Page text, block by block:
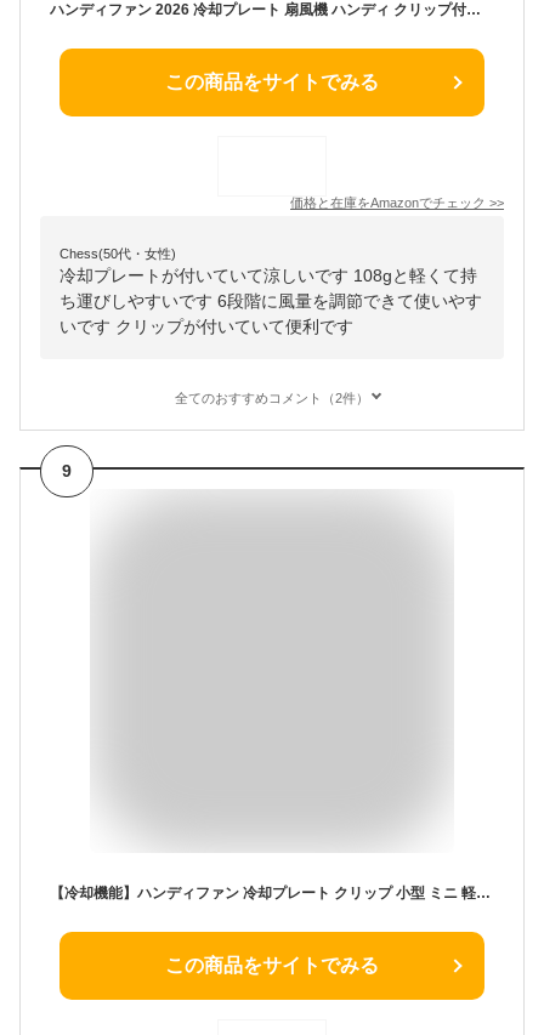
ハンディファン 2026 冷却プレート 扇風機 ハンディ クリップ付き 0.2秒瞬間冷感 携帯扇風機 冷却 風量6段階 Type-C対応 Mini小型 超軽量108g 手持ち扇風機 おしゃれ 通勤 キャンプ アウトドア 熱中症対策
この商品をサイトでみる
価格と在庫をAmazonでチェック >>
Chess(50代・女性)
冷却プレートが付いていて涼しいです 108gと軽くて持
ち運びしやすいです 6段階に風量を調節できて使いやす
いです クリップが付いていて便利です
全てのおすすめコメント（2件）
9
【冷却機能】ハンディファン 冷却プレート クリップ 小型 ミニ 軽量 静音 首かけ ハンディ扇風機 ポータブル ファン 充電式 超小型 扇風
この商品をサイトでみる